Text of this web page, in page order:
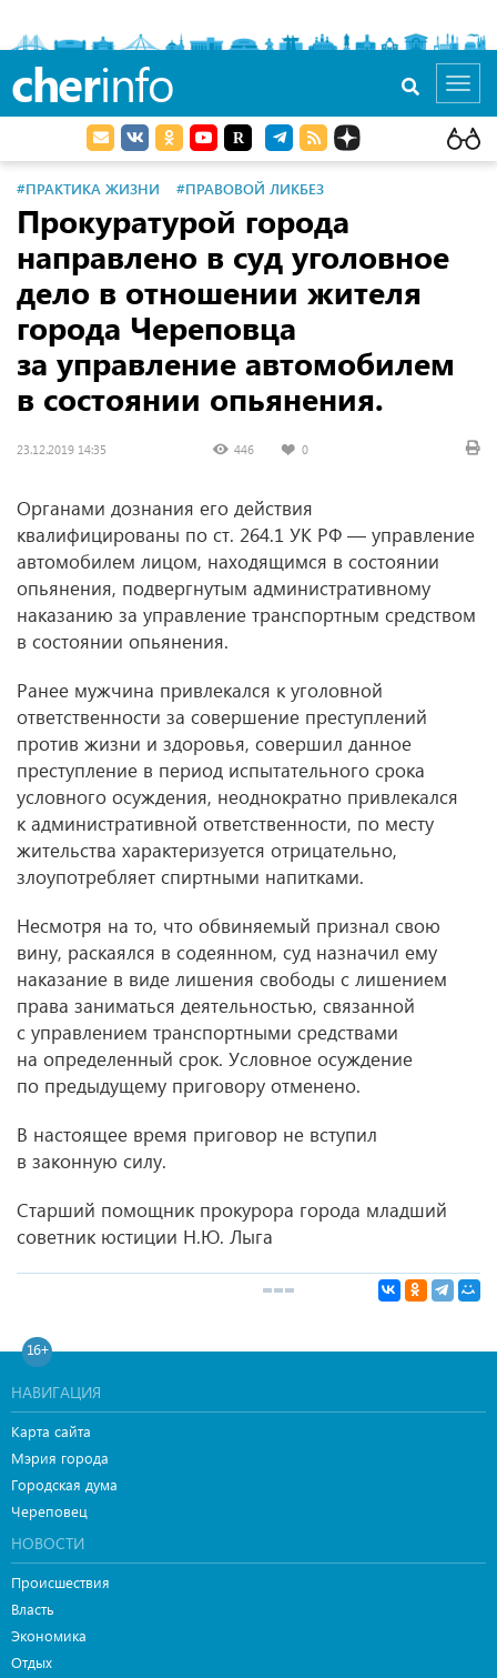
cherinfo
#ПРАКТИКА ЖИЗНИ #ПРАВОВОЙ ЛИКБЕЗ
Прокуратурой города
направлено в суд уголовное
дело в отношении жителя
города Череповца
за управление автомобилем
в состоянии опьянения.
23.12.2019 14:35 446 0
Органами дознания его действия
квалифицированы по ст. 264.1 УК РФ — управление
автомобилем лицом, находящимся в состоянии
опьянения, подвергнутым административному
наказанию за управление транспортным средством
в состоянии опьянения.
Ранее мужчина привлекался к уголовной
ответственности за совершение преступлений
против жизни и здоровья, совершил данное
преступление в период испытательного срока
условного осуждения, неоднократно привлекался
к административной ответственности, по месту
жительства характеризуется отрицательно,
злоупотребляет спиртными напитками.
Несмотря на то, что обвиняемый признал свою
вину, раскаялся в содеянном, суд назначил ему
наказание в виде лишения свободы с лишением
права заниматься деятельностью, связанной
с управлением транспортными средствами
на определенный срок. Условное осуждение
по предыдущему приговору отменено.
В настоящее время приговор не вступил
в законную силу.
Старший помощник прокурора города младший
советник юстиции Н.Ю. Лыга
16+
НАВИГАЦИЯ
Карта сайта
Мэрия города
Городская дума
Череповец
НОВОСТИ
Происшествия
Власть
Экономика
Отдых